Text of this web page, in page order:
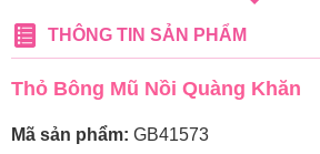
THÔNG TIN SẢN PHẨM
Thỏ Bông Mũ Nồi Quàng Khăn
Mã sản phẩm: GB41573